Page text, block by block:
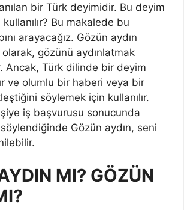
bir Türk deyimidir. Bu deyim
kullanılır? Bu makalede bu
arayacağız. Gözün aydın
olarak, gözünü aydınlatmak
Ancak, Türk dilinde bir deyim
ve olumlu bir haberi veya bir
söylemek için kullanılır.
iş başvurusu sonucunda
Gözün aydın, seni
MI? GÖZÜN